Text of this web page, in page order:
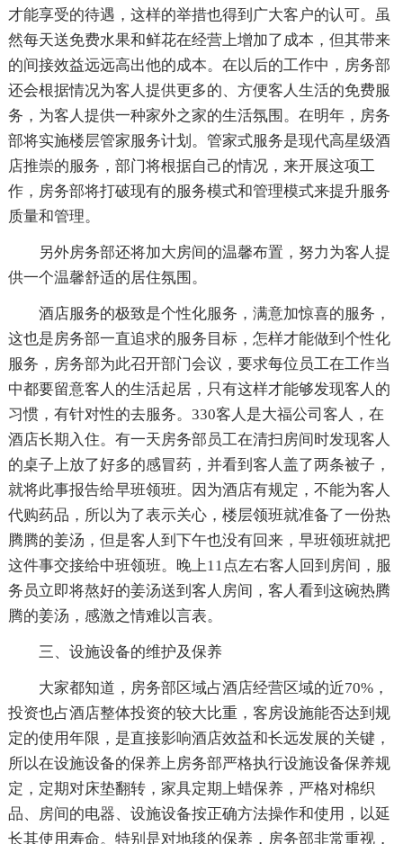
才能享受的待遇，这样的举措也得到广大客户的认可。虽
然每天送免费水果和鲜花在经营上增加了成本，但其带来
的间接效益远远高出他的成本。在以后的工作中，房务部
还会根据情况为客人提供更多的、方便客人生活的免费服
务，为客人提供一种家外之家的生活氛围。在明年，房务
部将实施楼层管家服务计划。管家式服务是现代高星级酒
店推崇的服务，部门将根据自己的情况，来开展这项工
作，房务部将打破现有的服务模式和管理模式来提升服务
质量和管理。
另外房务部还将加大房间的温馨布置，努力为客人提
供一个温馨舒适的居住氛围。
酒店服务的极致是个性化服务，满意加惊喜的服务，
这也是房务部一直追求的服务目标，怎样才能做到个性化
服务，房务部为此召开部门会议，要求每位员工在工作当
中都要留意客人的生活起居，只有这样才能够发现客人的
习惯，有针对性的去服务。330客人是大福公司客人，在
酒店长期入住。有一天房务部员工在清扫房间时发现客人
的桌子上放了好多的感冒药，并看到客人盖了两条被子，
就将此事报告给早班领班。因为酒店有规定，不能为客人
代购药品，所以为了表示关心，楼层领班就准备了一份热
腾腾的姜汤，但是客人到下午也没有回来，早班领班就把
这件事交接给中班领班。晚上11点左右客人回到房间，服
务员立即将熬好的姜汤送到客人房间，客人看到这碗热腾
腾的姜汤，感激之情难以言表。
三、设施设备的维护及保养
大家都知道，房务部区域占酒店经营区域的近70%，
投资也占酒店整体投资的较大比重，客房设施能否达到规
定的使用年限，是直接影响酒店效益和长远发展的关键，
所以在设施设备的保养上房务部严格执行设施设备保养规
定，定期对床垫翻转，家具定期上蜡保养，严格对棉织
品、房间的电器、设施设备按正确方法操作和使用，以延
长其使用寿命。特别是对地毯的保养，房务部非常重视，